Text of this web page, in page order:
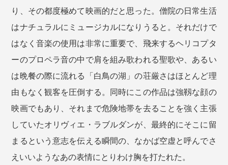
り、その都度極めて映画的だと思った。僧院の日常生活
はナチュラルにミュージカルになりうると。それだけで
はなく音楽の使用は非常に重要で、飛来するヘリコプタ
ーのプロペラ音の中で肩を組み歌われる聖歌や、あるい
は晩餐の際に流れる「白鳥の湖」の荘厳さはほとんど理
由もなく観客を圧倒する。同時にこの作品は強靱な顔の
映画でもあり、それまで危険地帯を去ることを強く主張
していたオリヴィエ・ラブルダンが、最終的にそこに留
まるという意志を伝える瞬間の、なかば空虚と呼んでさ
えいいようなあの表情にとりわけ胸を打たれた。